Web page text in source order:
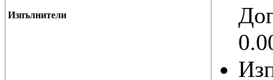
Изпълнители